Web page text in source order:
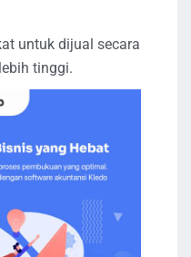
untuk dijual secara
tinggi.